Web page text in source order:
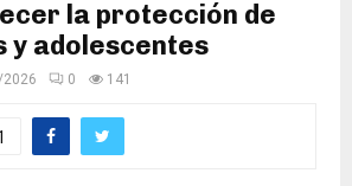
la protección de
y adolescentes
0 141